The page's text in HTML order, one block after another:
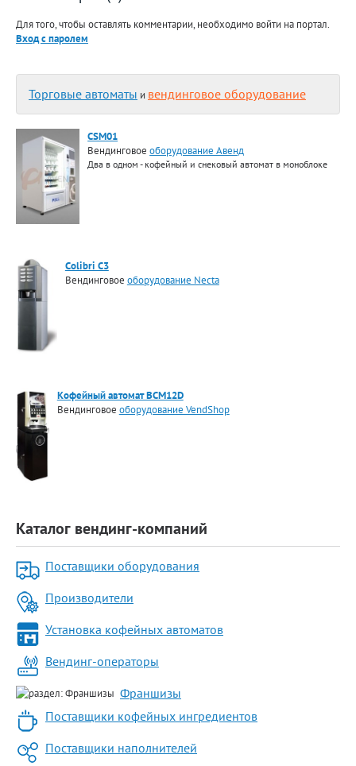
Для того, чтобы оставлять комментарии, необходимо войти на портал.
Вход с паролем
Торговые автоматы и вендинговое оборудование
CSM01
Вендинговоеоборудование Авенд
Два в одном - кофейный и снековый автомат в моноблоке
Colibri C3
Вендинговое оборудование Necta
Кофейный автомат BCM12D
Вендинговое оборудование VendShop
Каталог вендинг-компаний
Поставщики оборудования
Производители
Установка кофейных автоматов
Вендинг-операторы
Франшизы
Поставщики кофейных ингредиентов
Поставщики наполнителей